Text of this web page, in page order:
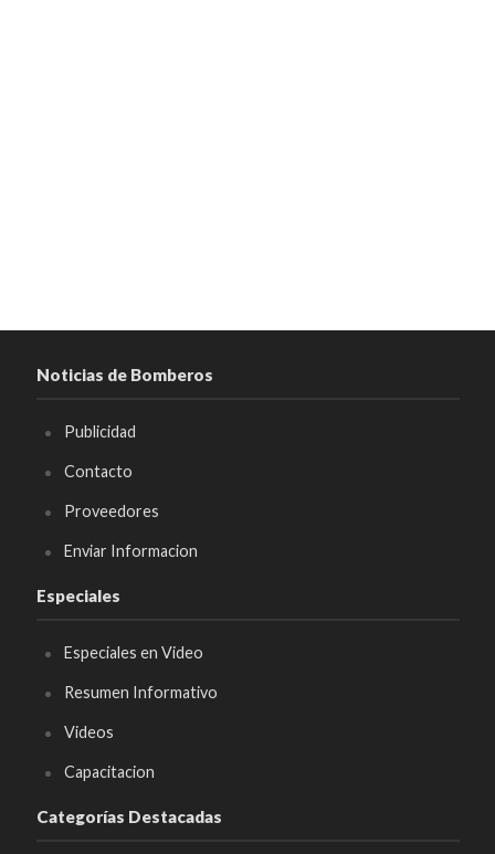
Noticias de Bomberos
Publicidad
Contacto
Proveedores
Enviar Informacion
Especiales
Especiales en Video
Resumen Informativo
Videos
Capacitacion
Categorías Destacadas